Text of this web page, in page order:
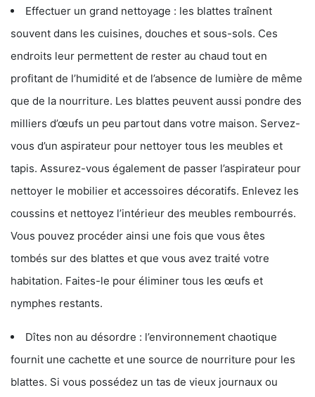
Effectuer un grand nettoyage : les blattes traînent
souvent dans les cuisines, douches et sous-sols. Ces
endroits leur permettent de rester au chaud tout en
profitant de l’humidité et de l’absence de lumière de même
que de la nourriture. Les blattes peuvent aussi pondre des
milliers d’œufs un peu partout dans votre maison. Servez-
vous d’un aspirateur pour nettoyer tous les meubles et
tapis. Assurez-vous également de passer l’aspirateur pour
nettoyer le mobilier et accessoires décoratifs. Enlevez les
coussins et nettoyez l’intérieur des meubles rembourrés.
Vous pouvez procéder ainsi une fois que vous êtes
tombés sur des blattes et que vous avez traité votre
habitation. Faites-le pour éliminer tous les œufs et
nymphes restants.
Dîtes non au désordre : l’environnement chaotique
fournit une cachette et une source de nourriture pour les
blattes. Si vous possédez un tas de vieux journaux ou